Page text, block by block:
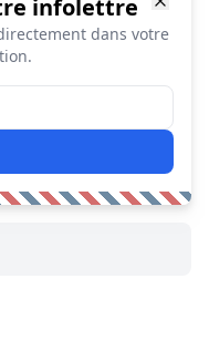
infolettre
dans votre